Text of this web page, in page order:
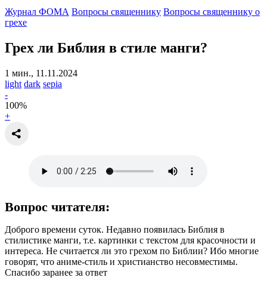
Журнал ФОМА Вопросы священнику Вопросы священнику о
грехе
Грех ли Библия в стиле манги?
1 мин., 11.11.2024
light dark sepia
-
100%
+
Вопрос читателя:
Доброго времени суток. Недавно появилась Библия в
стилистике манги, т.е. картинки с текстом для красочности и
интереса. Не считается ли это грехом по Библии? Ибо многие
говорят, что аниме-стиль и христианство несовместимы.
Спасибо заранее за ответ